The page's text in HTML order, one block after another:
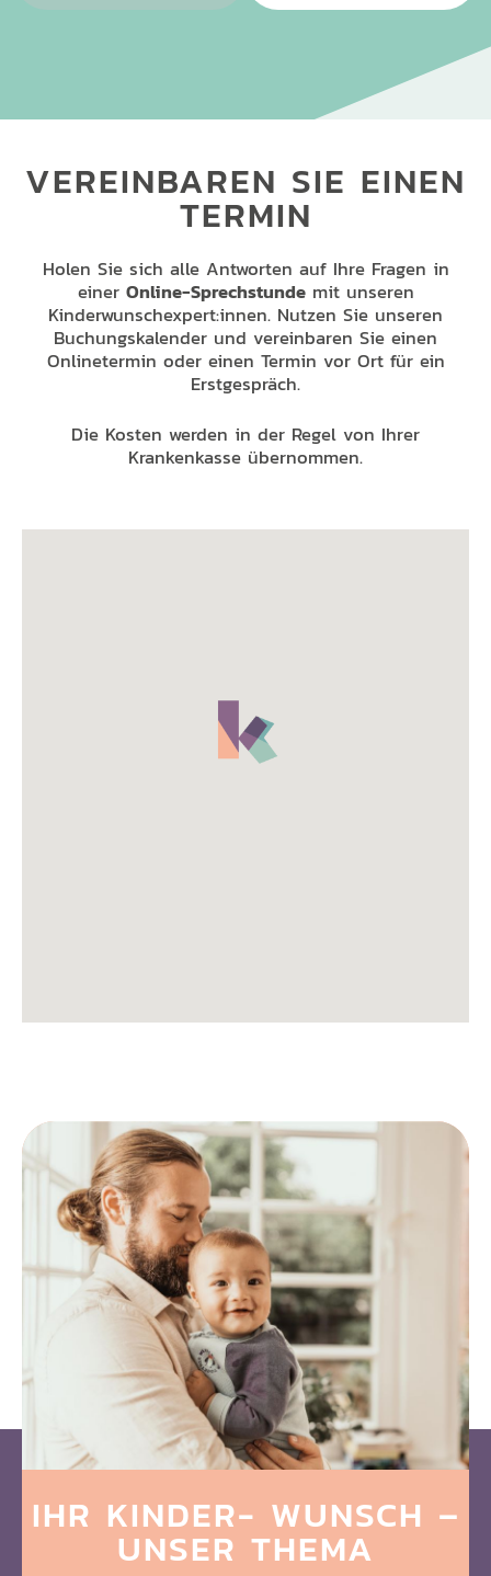
VEREINBAREN SIE EINEN
TERMIN
Holen Sie sich alle Antworten auf Ihre Fragen in
einer Online-Sprechstundemit unseren
Kinderwunschexpert:innen. Nutzen Sie unseren
Buchungskalender und vereinbaren Sie einen
Onlinetermin oder einen Termin vor Ort für ein
Erstgespräch.
Die Kosten werden in der Regel von Ihrer
Krankenkasse übernommen.
IHR KINDER- WUNSCH –
UNSER THEMA